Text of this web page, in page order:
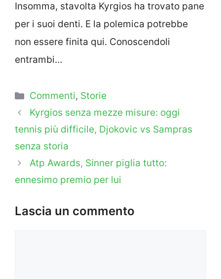
Insomma, stavolta Kyrgios ha trovato pane
per i suoi denti. E la polemica potrebbe
non essere finita qui. Conoscendoli
entrambi…
Categorie
Commenti, Storie
Kyrgios senza mezze misure: oggi
tennis più difficile, Djokovic vs Sampras
senza storia
Atp Awards, Sinner piglia tutto:
ennesimo premio per lui
Lascia un commento